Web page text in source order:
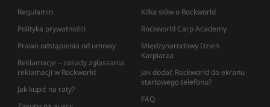
Regulamin
Polityka prywatności
Prawo odstąpienia od umowy
Reklamacje – zasady zgłaszania
reklamacji w Rockworld
Jak kupić na raty?
Kilka słów o Rockworld
Rockworld Carp Academy
Międzynarodowy Dzień
Karpiarza
Jak dodać Rockworld do ekranu
startowego telefonu?
FAQ